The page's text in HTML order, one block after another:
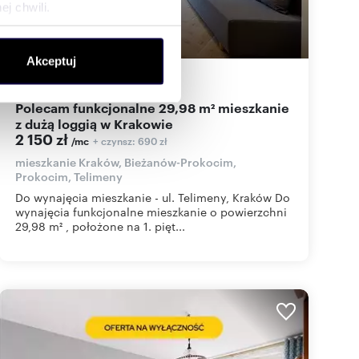
chwili.
społecznościowym,
od Ciebie lub
Akceptuj
m zł/m
Polecam funkcjonalne 29,98 m² mieszkanie
z dużą loggią w Krakowie
2 150 zł/mc + czynsz: 690 zł
mieszkanie Kraków, Bieżanów-Prokocim,
Prokocim, Telimeny
Do wynajęcia mieszkanie - ul. Telimeny, Kraków Do
wynajęcia funkcjonalne mieszkanie o powierzchni
29,98 m² , położone na 1. pięt...